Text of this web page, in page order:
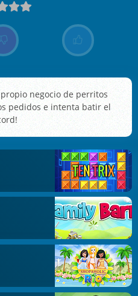
negocio de perritos
pedidos e intenta batir el